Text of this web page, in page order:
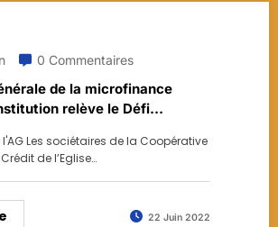
0 Commentaires
de la microfinance
relève le Défi
Les sociétaires de la Coopérative
de l’Eglise…
22 Juin 2022